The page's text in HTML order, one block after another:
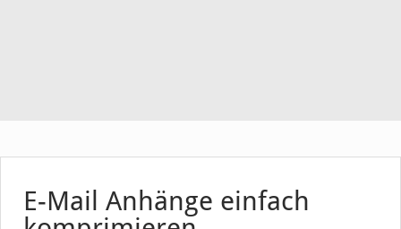
E-Mail Anhänge einfach